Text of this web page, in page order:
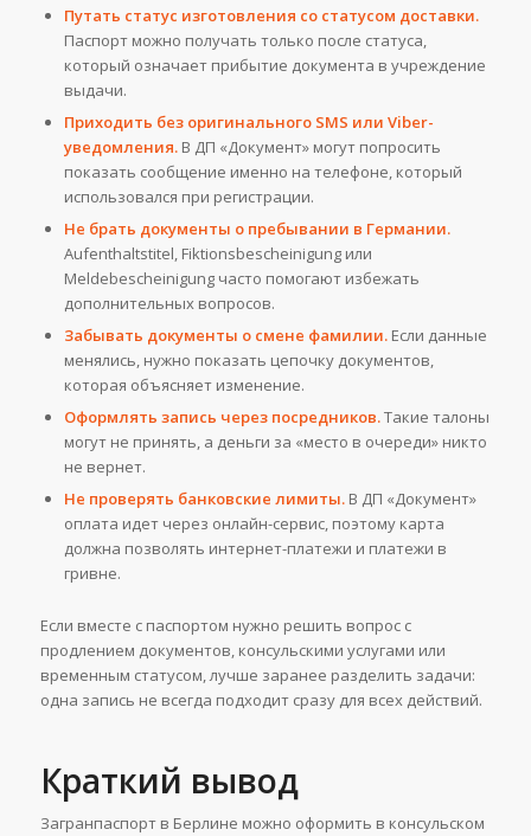
Путать статус изготовления со статусом доставки.
Паспорт можно получать только после статуса,
который означает прибытие документа в учреждение
выдачи.
Приходить без оригинального SMS или Viber-
уведомления.В ДП «Документ» могут попросить
показать сообщение именно на телефоне, который
использовался при регистрации.
Не брать документы о пребывании в Германии.
Aufenthaltstitel, Fiktionsbescheinigung или
Meldebescheinigung часто помогают избежать
дополнительных вопросов.
Забывать документы о смене фамилии.Если данные
менялись, нужно показать цепочку документов,
которая объясняет изменение.
Оформлять запись через посредников.Такие талоны
могут не принять, а деньги за «место в очереди» никто
не вернет.
Не проверять банковские лимиты.В ДП «Документ»
оплата идет через онлайн-сервис, поэтому карта
должна позволять интернет-платежи и платежи в
гривне.
Если вместе с паспортом нужно решить вопрос с
продлением документов, консульскими услугами или
временным статусом, лучше заранее разделить задачи:
одна запись не всегда подходит сразу для всех действий.
Краткий вывод
Загранпаспорт в Берлине можно оформить в консульском